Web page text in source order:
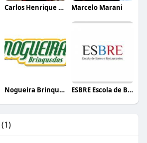
Carlos Henrique de Faria Vasconcelos Marcelo Marani
Nogueira Brinquedos ESBRE Escola de Bares e Restaurantes
(1)